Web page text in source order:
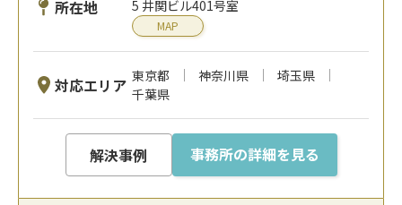
所在地
5 井関ビル401号室
MAP
対応エリア 東京都 神奈川県
埼玉県
千葉県
解決事例 事務所の詳細を見る